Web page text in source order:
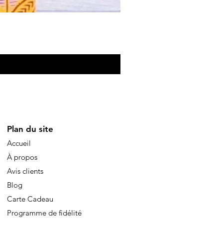
Plan du site
Accueil
À propos
Avis clients
Blog
Carte Cadeau
Programme de fidélité